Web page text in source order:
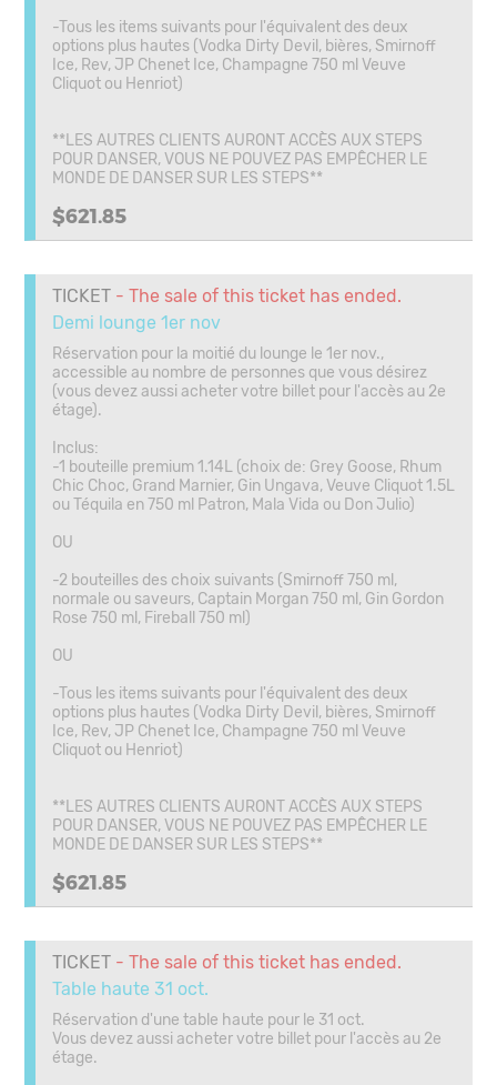
-Tous les items suivants pour l'équivalent des deux
options plus hautes (Vodka Dirty Devil, bières, Smirnoff
Ice, Rev, JP Chenet Ice, Champagne 750 ml Veuve
Cliquot ou Henriot)
**LES AUTRES CLIENTS AURONT ACCÈS AUX STEPS
POUR DANSER, VOUS NE POUVEZ PAS EMPÊCHER LE
MONDE DE DANSER SUR LES STEPS**
$621.85
TICKET - The sale of this ticket has ended.
Demi lounge 1er nov
Réservation pour la moitié du lounge le 1er nov.,
accessible au nombre de personnes que vous désirez
(vous devez aussi acheter votre billet pour l'accès au 2e
étage).
Inclus:
-1 bouteille premium 1.14L (choix de: Grey Goose, Rhum
Chic Choc, Grand Marnier, Gin Ungava, Veuve Cliquot 1.5L
ou Téquila en 750 ml Patron, Mala Vida ou Don Julio)
OU
-2 bouteilles des choix suivants (Smirnoff 750 ml,
normale ou saveurs, Captain Morgan 750 ml, Gin Gordon
Rose 750 ml, Fireball 750 ml)
OU
-Tous les items suivants pour l'équivalent des deux
options plus hautes (Vodka Dirty Devil, bières, Smirnoff
Ice, Rev, JP Chenet Ice, Champagne 750 ml Veuve
Cliquot ou Henriot)
**LES AUTRES CLIENTS AURONT ACCÈS AUX STEPS
POUR DANSER, VOUS NE POUVEZ PAS EMPÊCHER LE
MONDE DE DANSER SUR LES STEPS**
$621.85
TICKET - The sale of this ticket has ended.
Table haute 31 oct.
Réservation d'une table haute pour le 31 oct.
Vous devez aussi acheter votre billet pour l'accès au 2e
étage.